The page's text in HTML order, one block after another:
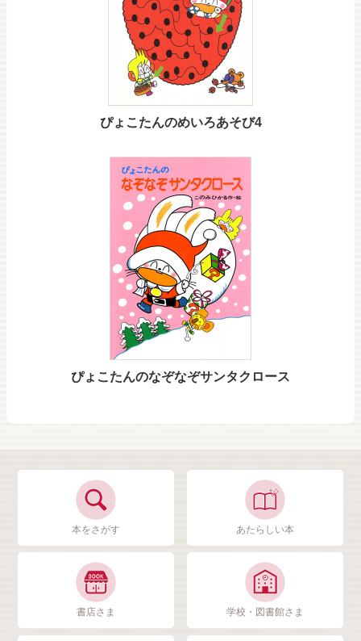
ぴょこたんのめいろあそび4
ぴょこたんのなぞなぞサンタクロース
本をさがす あたらしい本
書店さま 学校・図書館さま